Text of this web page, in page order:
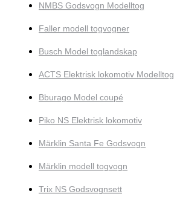
NMBS Godsvogn Modelltog
Faller modell togvogner
Busch Model toglandskap
ACTS Elektrisk lokomotiv Modelltog
Bburago Model coupé
Piko NS Elektrisk lokomotiv
Märklin Santa Fe Godsvogn
Märklin modell togvogn
Trix NS Godsvognsett